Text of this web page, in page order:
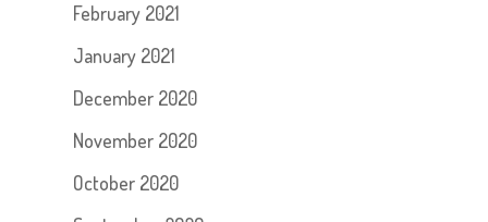
February 2021
January 2021
December 2020
November 2020
October 2020